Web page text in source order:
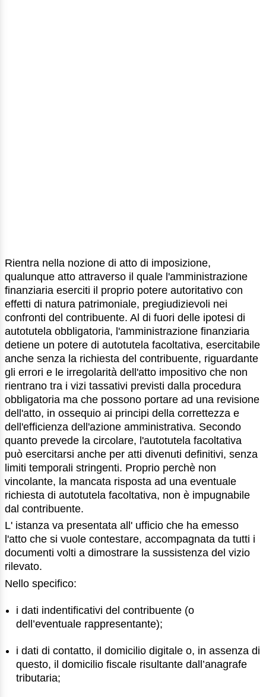
Rientra nella nozione di atto di imposizione,
qualunque atto attraverso il quale l'amministrazione
finanziaria eserciti il proprio potere autoritativo con
effetti di natura patrimoniale, pregiudizievoli nei
confronti del contribuente. Al di fuori delle ipotesi di
autotutela obbligatoria, l'amministrazione finanziaria
detiene un potere di autotutela facoltativa, esercitabile
anche senza la richiesta del contribuente, riguardante
gli errori e le irregolarità dell'atto impositivo che non
rientrano tra i vizi tassativi previsti dalla procedura
obbligatoria ma che possono portare ad una revisione
dell'atto, in ossequio ai principi della correttezza e
dell'efficienza dell'azione amministrativa. Secondo
quanto prevede la circolare, l'autotutela facoltativa
può esercitarsi anche per atti divenuti definitivi, senza
limiti temporali stringenti. Proprio perchè non
vincolante, la mancata risposta ad una eventuale
richiesta di autotutela facoltativa, non è impugnabile
dal contribuente.
L' istanza va presentata all' ufficio che ha emesso
l'atto che si vuole contestare, accompagnata da tutti i
documenti volti a dimostrare la sussistenza del vizio
rilevato.
Nello specifico:
i dati indentificativi del contribuente (o
dell’eventuale rappresentante);
i dati di contatto, il domicilio digitale o, in assenza di
questo, il domicilio fiscale risultante dall’anagrafe
tributaria;